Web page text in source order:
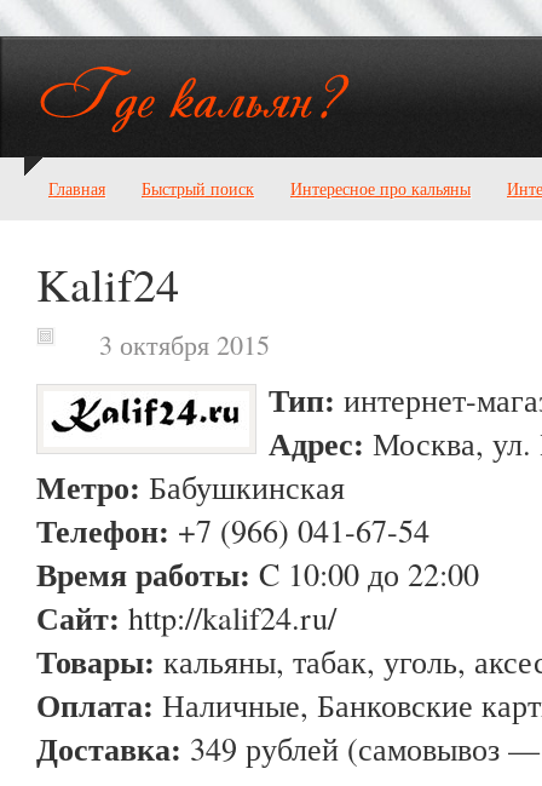
Главная Быстрый поиск Интересное про кальяны
Kalif24
3 октября 2015
Тип: интернет-
Адрес: Москва, ул.
Метро: Бабушкинская
Телефон: +7 (966) 041-67-54
Время работы: C 10:00 до 22:00
Сайт: http://kalif24.ru/
Товары: кальяны, табак, уголь,
Оплата: Наличные, Банковские
Доставка: 349 рублей (самовывоз